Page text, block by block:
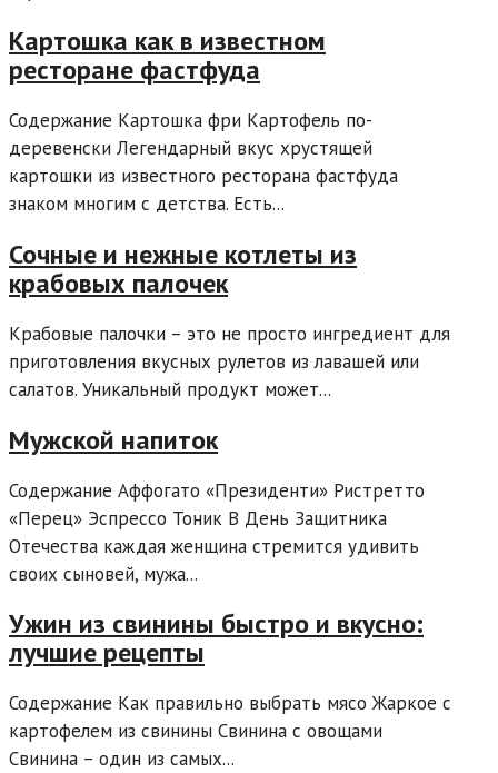
Картошка как в известном
ресторане фастфуда
Содержание Картошка фри Картофель по-
деревенски Легендарный вкус хрустящей
картошки из известного ресторана фастфуда
знаком многим с детства. Есть...
Сочные и нежные котлеты из
крабовых палочек
Крабовые палочки – это не просто ингредиент для
приготовления вкусных рулетов из лавашей или
салатов. Уникальный продукт может...
Мужской напиток
Содержание Аффогато «Президенти» Ристретто
«Перец» Эспрессо Тоник В День Защитника
Отечества каждая женщина стремится удивить
своих сыновей, мужа...
Ужин из свинины быстро и вкусно:
лучшие рецепты
Содержание Как правильно выбрать мясо Жаркое с
картофелем из свинины Свинина с овощами
Свинина – один из самых...